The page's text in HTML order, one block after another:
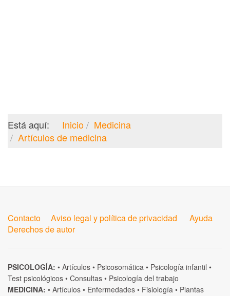
Está aquí: Inicio
Medicina
Artículos de medicina
Contacto Aviso legal y política de privacidad
Ayuda
Derechos de autor
PSICOLOGÍA: • Artículos • Psicosomática • Psicología infantil •
Test psicológicos • Consultas • Psicología del trabajo
MEDICINA: • Artículos • Enfermedades • Fisiología • Plantas